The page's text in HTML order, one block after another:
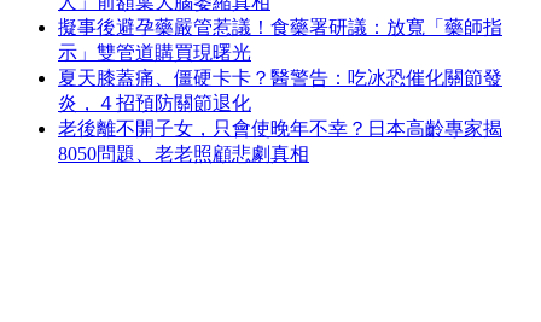
擬事後避孕藥嚴管惹議！食藥署研議：放寬「藥師指
示」雙管道購買現曙光
夏天膝蓋痛、僵硬卡卡？醫警告：吃冰恐催化關節發
炎，４招預防關節退化
老後離不開子女，只會使晚年不幸？日本高齡專家揭
8050問題、老老照顧悲劇真相